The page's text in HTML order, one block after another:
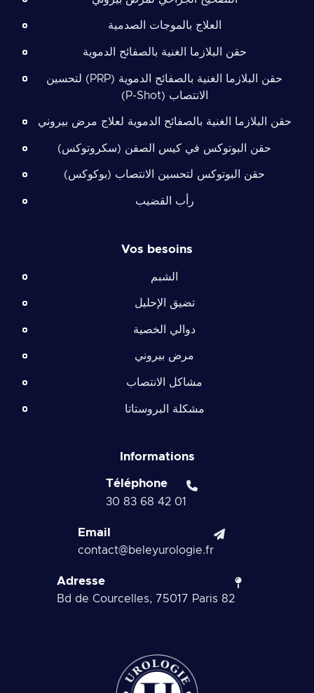
العلاج بالموجات الصدمية
حقن البلازما الغنية بالصفائح الدموية
حقن البلازما الغنية بالصفائح الدموية (PRP) لتحسين
الانتصاب (P-Shot)
حقن البلازما الغنية بالصفائح الدموية لعلاج مرض بيروني
حقن البوتوكس في كيس الصفن (سكروتوكس)
حقن البوتوكس لتحسين الانتصاب (بوكوكس)
رأب القضيب
Vos besoins
الشبم
تضيق الإحليل
دوالي الخصية
مرض بيروني
مشاكل الانتصاب
مشكلة البروستاتا
Informations
Téléphone
01 42 68 83 30
Email
contact@beleyurologie.fr
Adresse
82 Bd de Courcelles, 75017 Paris